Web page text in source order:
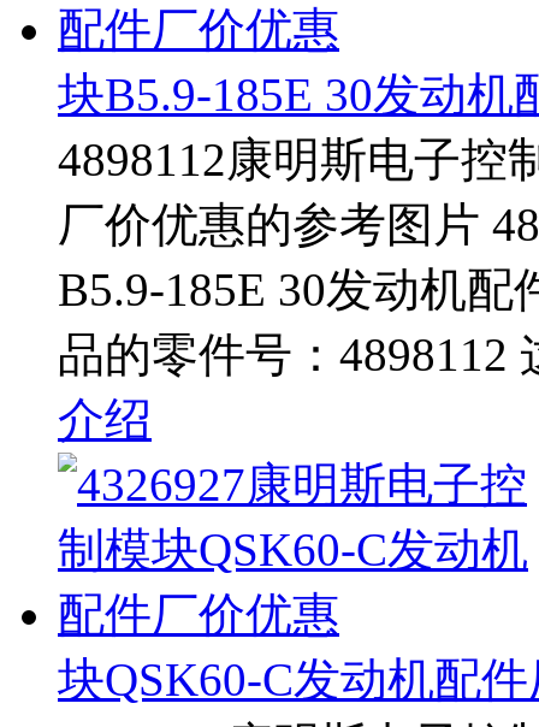
块B5.9-185E 30发动机
4898112康明斯电子控
厂价优惠的参考图片
B5.9-185E 30发动机
品的零件号：
介绍
块QSK60-C发动机配